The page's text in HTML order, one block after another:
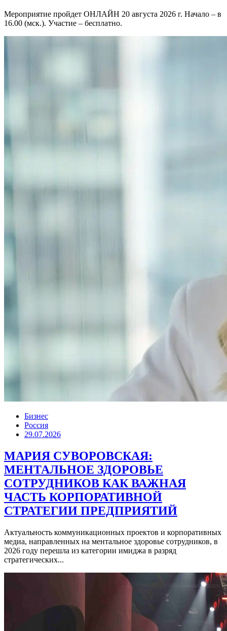
Мероприятие пройдет ОНЛАЙН 20 августа 2026 г. Начало – в
16.00 (мск.). Участие – бесплатно.
Бизнес
Россия
29.07.2026
МАРИЯ СУВОРОВСКАЯ:
МЕНТАЛЬНОЕ ЗДОРОВЬЕ
СОТРУДНИКОВ КАК ВАЖНАЯ
ЧАСТЬ КОРПОРАТИВНОЙ
СТРАТЕГИИ ПРЕДПРИЯТИЙ
Актуальность коммуникационных проектов и корпоративных
медиа, направленных на ментальное здоровье сотрудников, в
2026 году перешла из категории имиджа в разряд
стратегических...